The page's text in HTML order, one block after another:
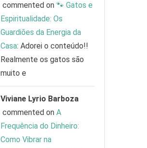
commented on 🐾 Gatos e
Espiritualidade: Os
Guardiões da Energia da
Casa: Adorei o conteúdo!!
Realmente os gatos são
muito e
Viviane Lyrio Barboza
commented on A
Frequência do Dinheiro:
Como Vibrar na